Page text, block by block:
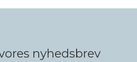
nyhedsbrev